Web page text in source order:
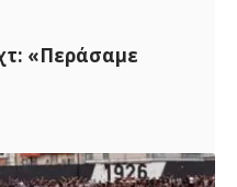
«Περάσαμε